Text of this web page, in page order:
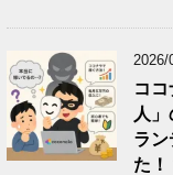
2026/
コ
人
ラン
た！